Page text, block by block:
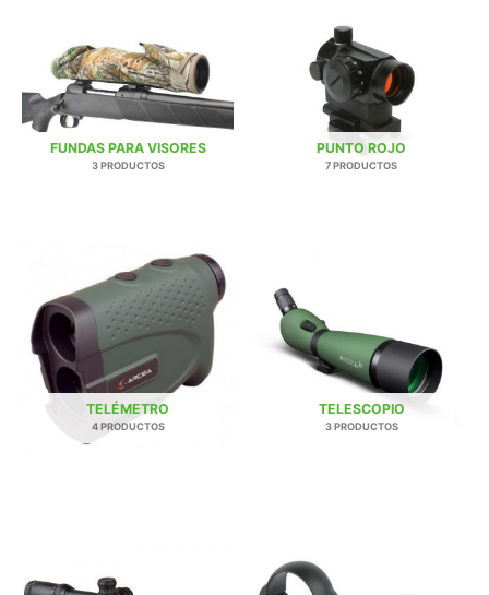
FUNDAS PARA VISORES
3 PRODUCTOS
PUNTO ROJO
7 PRODUCTOS
TELÉMETRO
4 PRODUCTOS
TELESCOPIO
3 PRODUCTOS